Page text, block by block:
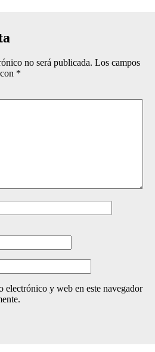
no será publicada. Los campos
*
electrónico y web en este navegador